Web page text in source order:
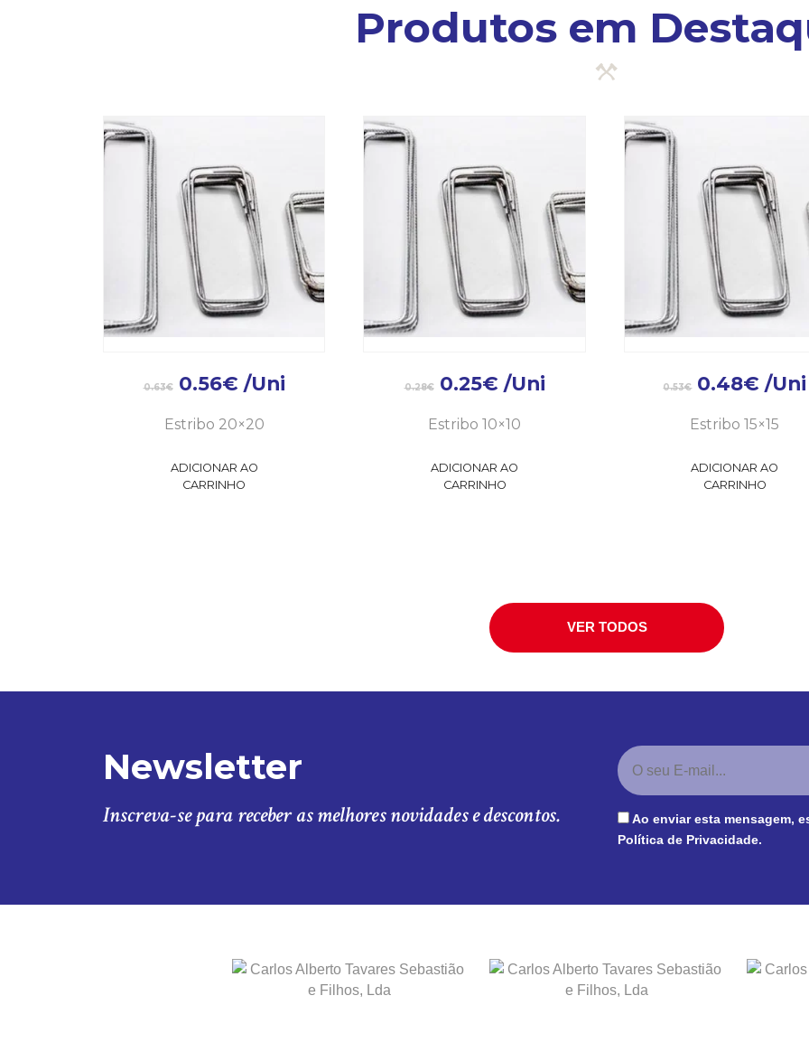
Produtos em
0.63€ 0.56€ /Uni
Estribo 20×20
ADICIONAR AO
CARRINHO
0.28€ 0.25€ /Uni
Estribo 10×10
ADICIONAR AO
CARRINHO
0.53€ 0.48€ /Uni
Estribo 15×15
ADICIONAR AO
CARRINHO
VER TODOS
Newsletter
Inscreva-se para receber as melhores novidades e descontos.
Ao enviar esta mensagem,
Política de Privacidade.